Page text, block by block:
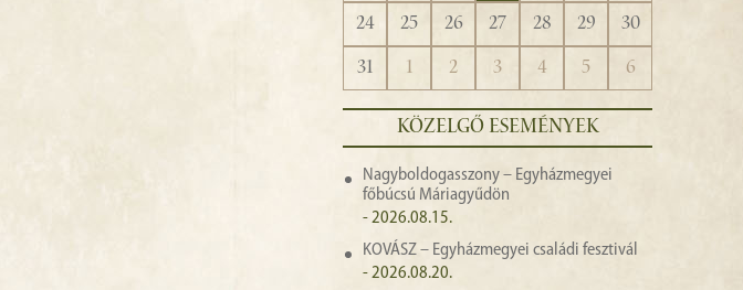
24
25 26 27 28 29
30
31
1 2 3 4 5 6
KÖZELGŐ ESEMÉNYEK
Nagyboldogasszony – Egyházmegyei
főbúcsú Máriagyűdön
- 2026.08.15.
KOVÁSZ – Egyházmegyei családi fesztivál
- 2026.08.20.